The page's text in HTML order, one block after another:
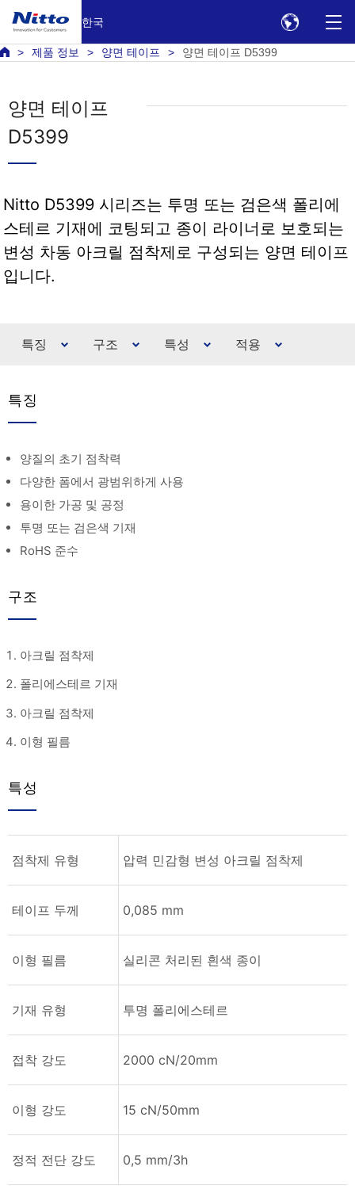
한국
제품 정보 양면 테이프 양면 테이프 D5399
양면 테이프
D5399
Nitto D5399 시리즈는 투명 또는 검은색 폴리에
스테르 기재에 코팅되고 종이 라이너로 보호되는
변성 차동 아크릴 점착제로 구성되는 양면 테이프
입니다.
특징 구조 특성 적용
특징
양질의 초기 점착력
다양한 폼에서 광범위하게 사용
용이한 가공 및 공정
투명 또는 검은색 기재
RoHS 준수
구조
아크릴 점착제
폴리에스테르 기재
아크릴 점착제
이형 필름
특성
점착제 유형 압력 민감형 변성 아크릴 점착제
테이프 두께 0,085 mm
이형 필름 실리콘 처리된 흰색 종이
기재 유형 투명 폴리에스테르
접착 강도 2000 cN/20mm
이형 강도 15 cN/50mm
정적 전단 강도 0,5 mm/3h